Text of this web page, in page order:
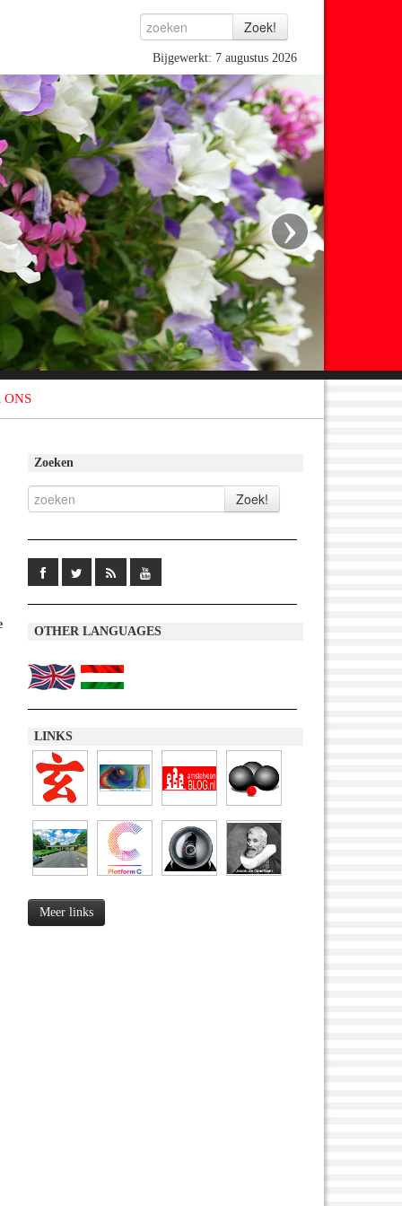
Bijgewerkt: 7 augustus 2026
›
ONS
Zoeken
OTHER LANGUAGES
LINKS
Meer links